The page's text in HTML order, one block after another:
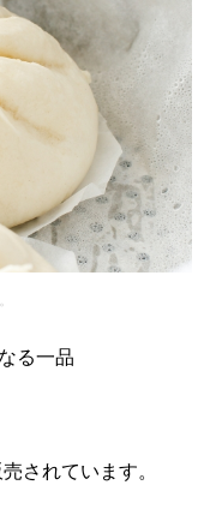
る一品
されています。